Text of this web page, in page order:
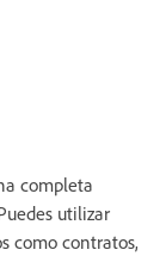
completa
utilizar
como contratos,